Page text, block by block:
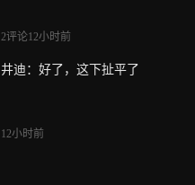
2评论12小时前
井迪：好了，这下扯平了
12小时前